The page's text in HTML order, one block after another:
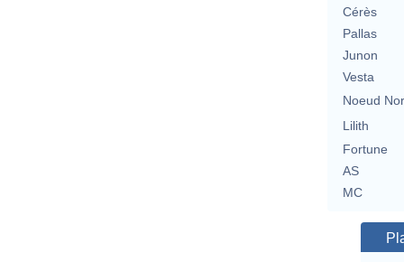
Cérès
Pallas
Junon
Vesta
Noeud
Lilith
Fortune
AS
MC